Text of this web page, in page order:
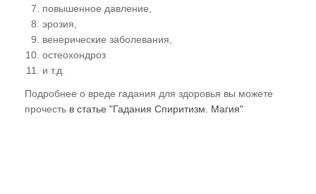
повышенное давление,
эрозия,
венерические заболевания,
остеохондроз
и т.д.
Подробнее о вреде гадания для здоровья вы можете
прочесть в статье "Гадания Спиритизм. Магия"